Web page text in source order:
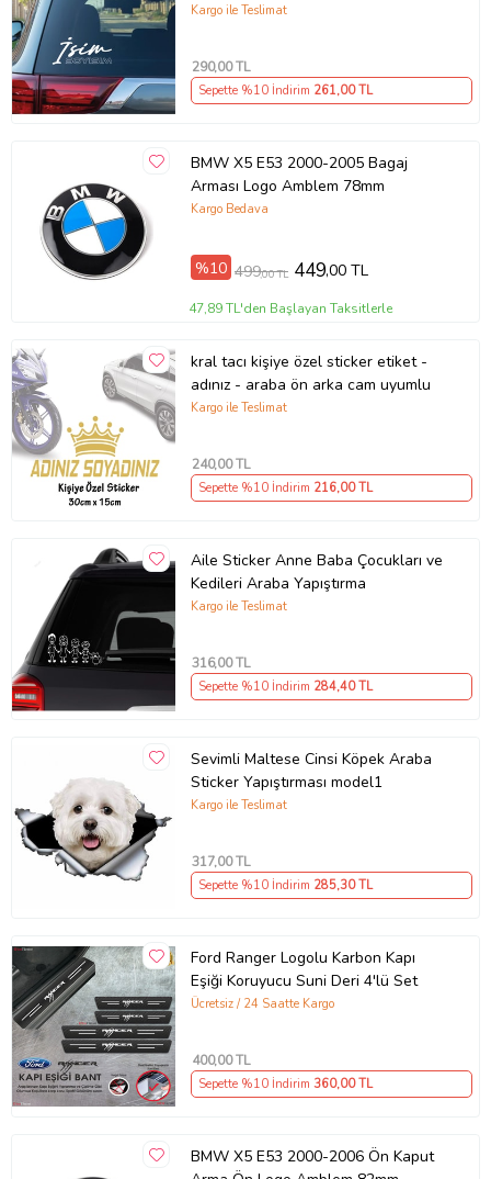
Kargo ile Teslimat
290,00 TL
Sepette %10 İndirim 261,00 TL
BMW X5 E53 2000-2005 Bagaj
Arması Logo Amblem 78mm
Kargo Bedava
%10 499,00 TL 449,00 TL
47,89 TL'den Başlayan Taksitlerle
kral tacı kişiye özel sticker etiket -
adınız - araba ön arka cam uyumlu
Kargo ile Teslimat
240,00 TL
Sepette %10 İndirim 216,00 TL
Aile Sticker Anne Baba Çocukları ve
Kedileri Araba Yapıştırma
Kargo ile Teslimat
316,00 TL
Sepette %10 İndirim 284,40 TL
Sevimli Maltese Cinsi Köpek Araba
Sticker Yapıştırması model1
Kargo ile Teslimat
317,00 TL
Sepette %10 İndirim 285,30 TL
Ford Ranger Logolu Karbon Kapı
Eşiği Koruyucu Suni Deri 4'lü Set
Ücretsiz / 24 Saatte Kargo
400,00 TL
Sepette %10 İndirim 360,00 TL
BMW X5 E53 2000-2006 Ön Kaput